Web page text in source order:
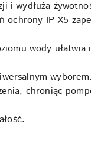
i wydłuża
ochrony IP X5
wody ułatwia
wyborem.
chroniąc